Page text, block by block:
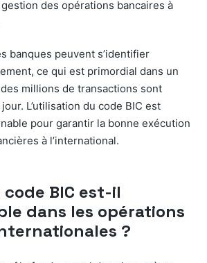
des opérations bancaires à
banques peuvent s’identifier
ce qui est primordial dans un
millions de transactions sont
L’utilisation du code BIC est
pour garantir la bonne exécution
à l’international.
BIC est-il
dans les opérations
?